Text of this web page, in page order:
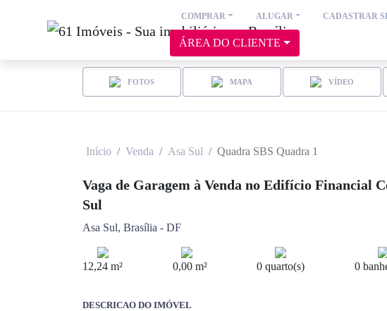
COMPRAR ALUGAR CADASTRAR
ÁREA DO CLIENTE
FOTOS MAPA VÍDEO
Início Venda Asa Sul Quadra SBS Quadra 1
Vaga de Garagem à Venda no Edifício Financial
Sul
Asa Sul, Brasília - DF
12,24 m² 0,00 m² 0 quarto(s) 0
DESCRICAO DO IMÓVEL